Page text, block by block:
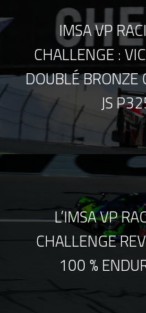
IMSA VP
CHALLENGE :
DOUBLÉ BRONZE
JS
L’IMSA VP
CHALLENGE
100 %